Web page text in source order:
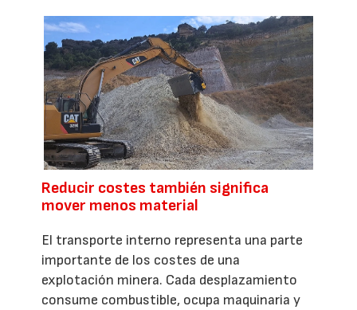
Reducir costes también significa
mover menos material
El transporte interno representa una parte
importante de los costes de una
explotación minera. Cada desplazamiento
consume combustible, ocupa maquinaria y